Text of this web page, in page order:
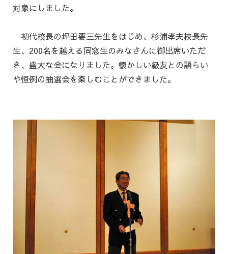
対象にしました。
初代校長の坪田要三先生をはじめ、杉浦孝夫校長先
生、200名を越える同窓生のみなさんに御出席いただ
き、盛大な会になりました。 懐かしい級友との語らい
や恒例の抽選会を楽しむことができました。